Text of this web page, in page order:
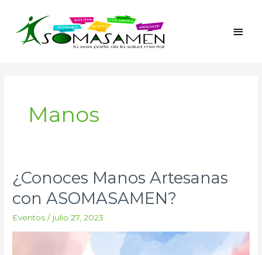
contenido
Manos
¿Conoces Manos Artesanas
con ASOMASAMEN?
Eventos / julio 27, 2023
¿Conoces
Manos
Artesanas
con
ASOMASAMEN?